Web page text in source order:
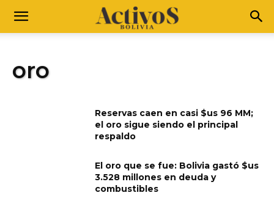
oro
Reservas caen en casi $us 96 MM;
el oro sigue siendo el principal
respaldo
El oro que se fue: Bolivia gastó $us
3.528 millones en deuda y
combustibles